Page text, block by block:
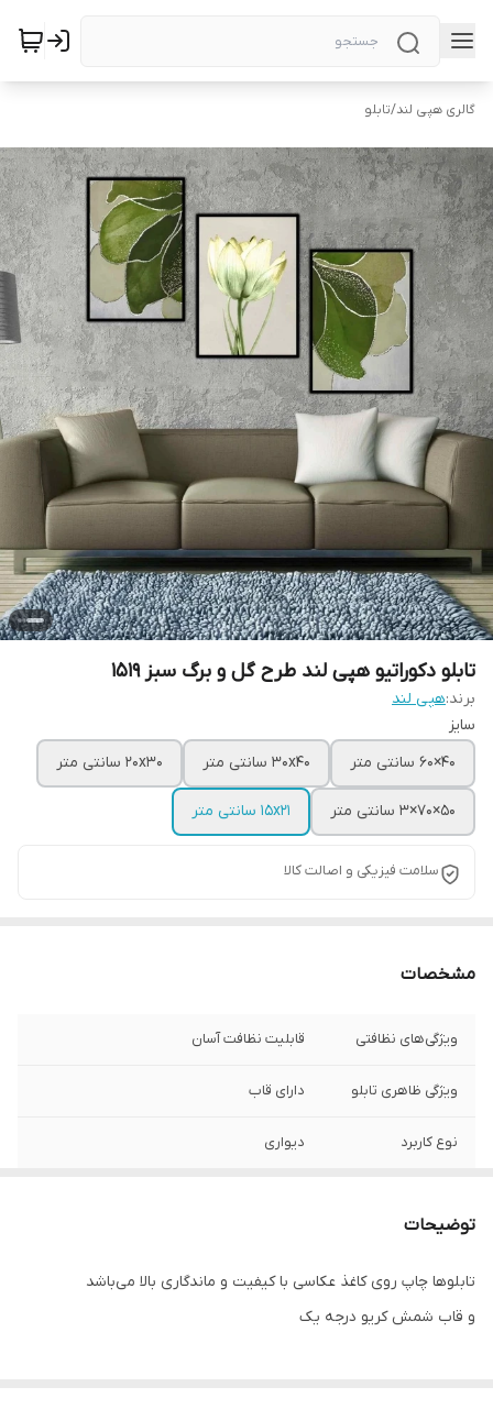
گالری هپی لند/تابلو
تابلو دکوراتیو هپی لند طرح گل و برگ سبز 1519
برند:هپی لند
سایز
40×60 سانتی متر
30x40 سانتی متر 20x30 سانتی متر
50×70×3 سانتی متر 15x21 سانتی متر
سلامت فیزیکی و اصالت کالا
مشخصات
ویژگی‌های نظافتی قابلیت نظافت آسان
ویژگی ظاهری تابلو دارای قاب
نوع کاربرد دیواری
تعدادتکه
توضیحات
تابلوها چاپ روی کاغذ عکاسی با کیفیت و ماندگاری بالا می‌باشد
و قاب شمش کریو درجه یک